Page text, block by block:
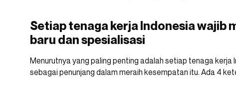
Setiap tenaga kerja Indonesia wajib
baru dan spesialisasi
Menurutnya yang paling penting adalah setiap tenaga kerja
sebagai penunjang dalam meraih kesempatan itu. Ada 4